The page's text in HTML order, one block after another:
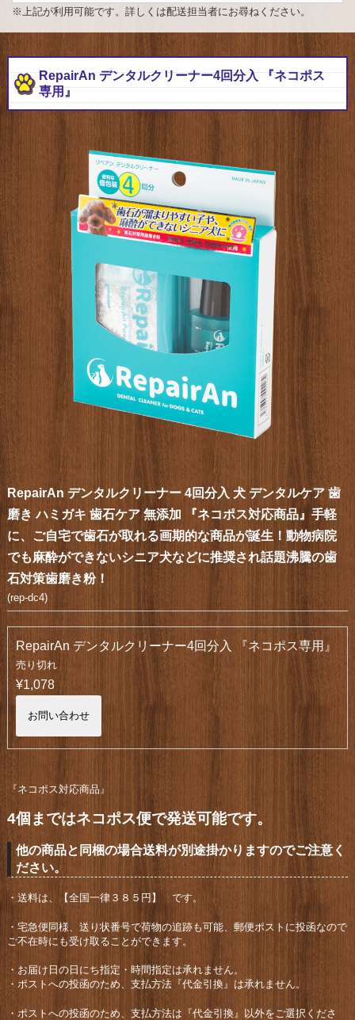
お問い合わせ
※上記が利用可能です。詳しくは配送担当者にお尋ねください。
RepairAn デンタルクリーナー4回分入 『ネコポス
専用』
RepairAn デンタルクリーナー 4回分入 犬 デンタルケア 歯
磨き ハミガキ 歯石ケア 無添加 『ネコポス対応商品』手軽
に、ご自宅で歯石が取れる画期的な商品が誕生！動物病院
でも麻酔ができないシニア犬などに推奨され話題沸騰の歯
石対策歯磨き粉！
(rep-dc4)
RepairAn デンタルクリーナー4回分入 『ネコポス専用』
売り切れ
¥1,078
お問い合わせ
『ネコポス対応商品』
4個まではネコポス便で発送可能です。
他の商品と同梱の場合送料が別途掛かりますのでご注意く
ださい。
・送料は、【全国一律３８５円】 です。
・宅急便同様、送り状番号で荷物の追跡も可能、郵便ポストに投函なので
ご不在時にも受け取ることができます。
・お届け日の日にち指定・時間指定は承れません。
・ポストへの投函のため、支払方法『代金引換』は承れません。
・ポストへの投函のため、支払方法は『代金引換』以外をご選択くださ